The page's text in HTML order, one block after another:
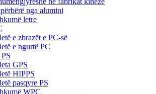
nga alumini
letre
e zbrazët e PC-së
e ngurtë PC
GPS
HIPPS
pasqyre PS
WPC